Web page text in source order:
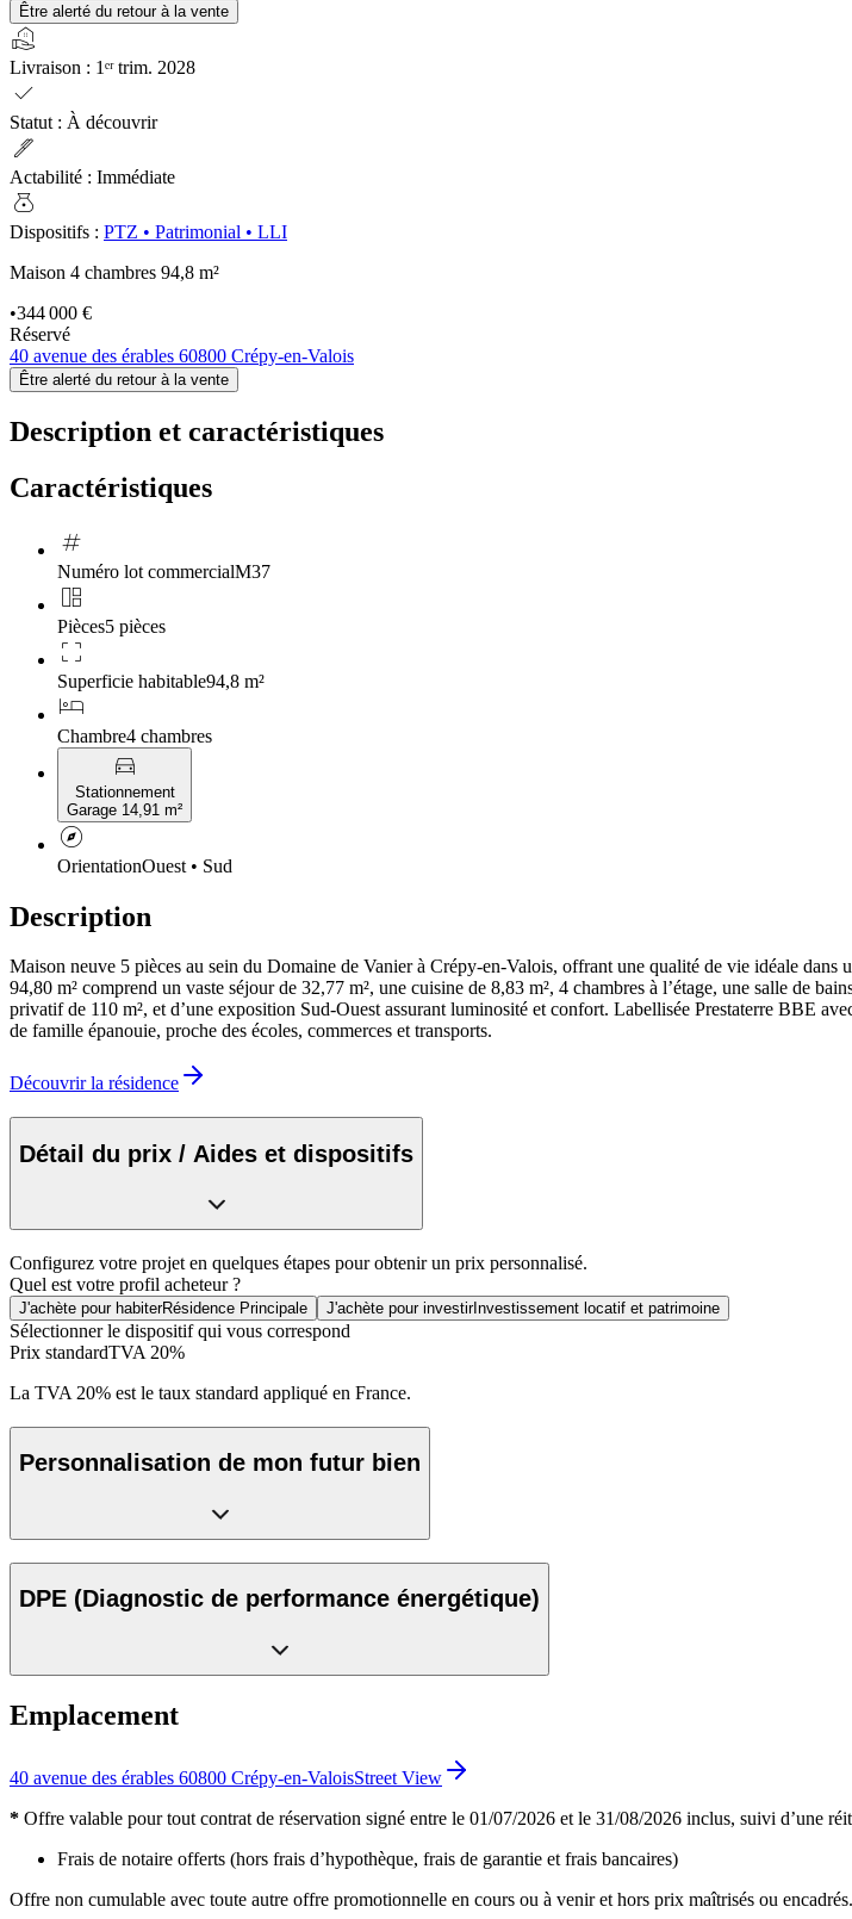
Être alerté du retour à la vente
real_estate_agent
Livraison : 1ᵉʳ trim. 2028
check
Statut : À découvrir
ink_pen
Actabilité : Immédiate
money_bag
Dispositifs : PTZ • Patrimonial • LLI
Maison 4 chambres 94,8 m²
•344 000 €
Réservé
40 avenue des érables 60800 Crépy-en-Valois
Être alerté du retour à la vente
Description et caractéristiques
Caractéristiques
tag
Numéro lot commercialM37
auto_awesome_mosaic
Pièces5 pièces
crop_free
Superficie habitable94,8 m²
hotel
Chambre4 chambres
directions_car
Stationnement
Garage 14,91 m²
explore
OrientationOuest • Sud
Description
Maison neuve 5 pièces au sein du Domaine de Vanier à Crépy-en-Valois, offrant une qualité de vie idéale
94,80 m² comprend un vaste séjour de 32,77 m², une cuisine de 8,83 m², 4 chambres à l’étage, une salle de
privatif de 110 m², et d’une exposition Sud-Ouest assurant luminosité et confort. Labellisée Prestaterre BBE
de famille épanouie, proche des écoles, commerces et transports.
Découvrir la résidence
Détail du prix / Aides et dispositifs
Configurez votre projet en quelques étapes pour obtenir un prix personnalisé.
Quel est votre profil acheteur ?
J'achète pour habiterRésidence Principale J'achète pour investirInvestissement locatif et patrimoine
Sélectionner le dispositif qui vous correspond
Prix standardTVA 20%
La TVA 20% est le taux standard appliqué en France.
Personnalisation de mon futur bien
DPE (Diagnostic de performance énergétique)
Emplacement
40 avenue des érables 60800 Crépy-en-ValoisStreet View
* Offre valable pour tout contrat de réservation signé entre le 01/07/2026 et le 31/08/2026 inclus, suivi d’une
Frais de notaire offerts (hors frais d’hypothèque, frais de garantie et frais bancaires)
Offre non cumulable avec toute autre offre promotionnelle en cours ou à venir et hors prix maîtrisés ou